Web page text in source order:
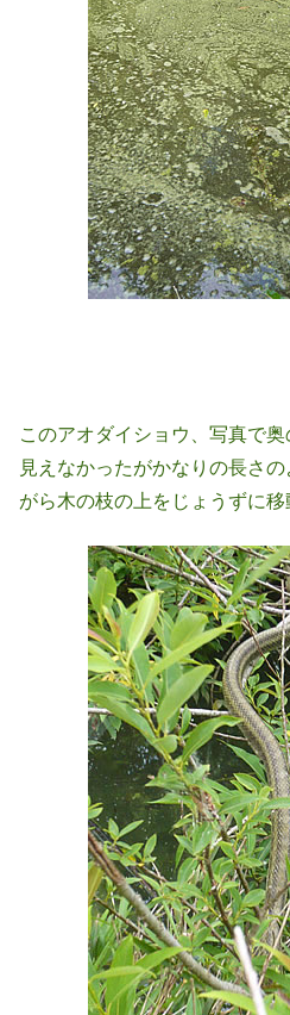
このアオダイショウ、写真で
見えなかったがかなりの長さ
がら木の枝の上をじょうずに移